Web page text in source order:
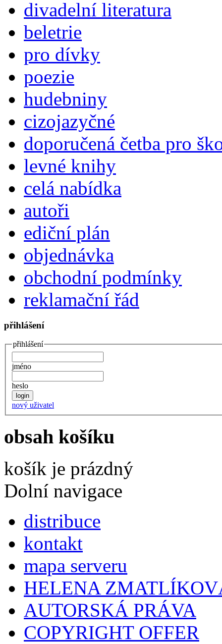
divadelní literatura
beletrie
pro dívky
poezie
hudebniny
cizojazyčné
doporučená četba pro
levné knihy
celá nabídka
autoři
ediční plán
objednávka
obchodní podmínky
reklamační řád
přihlášení
přihlášení
jméno
heslo
nový uživatel
obsah košíku
košík je prázdný
Dolní navigace
distribuce
kontakt
mapa serveru
HELENA
AUTORSKÁ PRÁVA
COPYRIGHT OFFER